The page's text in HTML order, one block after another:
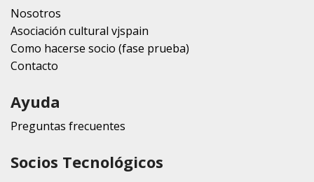
Nosotros
Asociación cultural vjspain
Como hacerse socio (fase prueba)
Contacto
Ayuda
Preguntas frecuentes
Socios Tecnológicos